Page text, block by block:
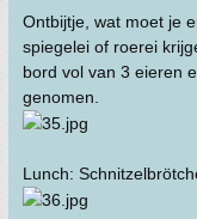
Ontbijtje, wat moet je
spiegelei of roerei
bord vol van 3 eieren
genomen.
Lunch: